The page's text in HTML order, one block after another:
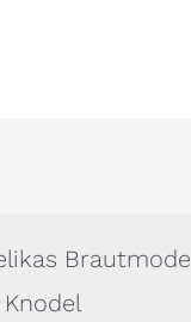
Brautmode
Knodel